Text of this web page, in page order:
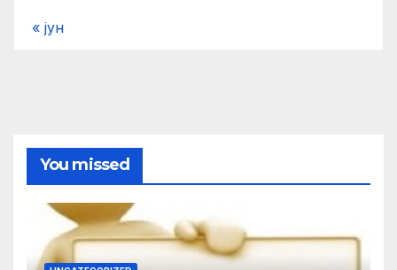
« јун
You missed